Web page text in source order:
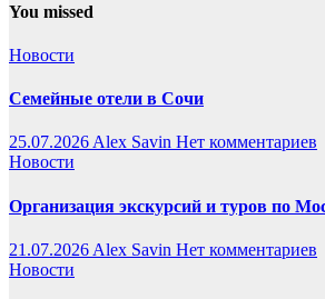
You missed
Новости
Семейные отели в Сочи
25.07.2026Alex Savin Нет комментариев
Новости
Организация экскурсий и туров по
21.07.2026 Alex Savin Нет комментариев
Новости